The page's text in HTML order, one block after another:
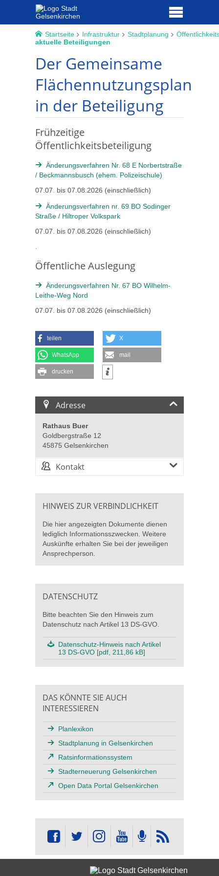
Startseite Infrastruktur Stadtplanung
aktuelle Beteiligungen
Der Gemeinsame
Flächennutzungsplan
in der Beteiligung
Frühzeitige
Öffentlichkeitsbeteiligung
Änderungsverfahren Nr. 68 E Norbertstraße
/ Beckmannsbusch (ehem. Polizeischule)
07.07. bis 07.08.2026 (einschließlich)
Änderungsverfahren nr. 69 BO Sodinger
Straße / Hiltroper Volkspark
07.07. bis 07.08.2026 (einschließlich)
Öffentliche Auslegung
Änderungsverfahren Nr. 67 BO Wilhelm-
Leithe-Weg Nord
07.07. bis 07.08.2026 (einschließlich)
teilen X
WhatsApp mail
drucken
Adresse
Rathaus Buer
Goldbergstraße 12
45875 Gelsenkirchen
Kontakt
HINWEIS ZUR VERBINDLICHKEIT
Die hier angezeigten Dokumente dienen
lediglich Informationsszwecken. Weitere
Auskünfte erhalten Sie bei der jeweiligen
Ansprechperson.
DATENSCHUTZ
Bitte beachten Sie den Hinweis zum
Datenschutz nach Artikel 13 DS-GVO.
Datenschutz-Hinweis nach Artikel
13 DS-GVO [pdf, 211,86 kB]
DAS KÖNNTE SIE AUCH
INTERESSIEREN
Planlexikon
Stadtplanung in Gelsenkirchen
Ratsinformationssystem
Stadterneuerung Gelsenkirchen
Open Data Portal Gelsenkirchen